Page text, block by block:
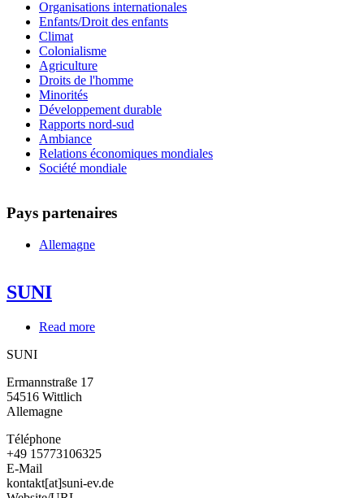
Organisations internationales
Enfants/Droit des enfants
Climat
Colonialisme
Agriculture
Droits de l'homme
Minorités
Développement durable
Rapports nord-sud
Ambiance
Relations économiques mondiales
Société mondiale
Pays partenaires
Allemagne
SUNI
Read more
SUNI
Ermannstraße 17
54516 Wittlich
Allemagne
Téléphone
+49 15773106325
E-Mail
kontakt[at]suni-ev.de